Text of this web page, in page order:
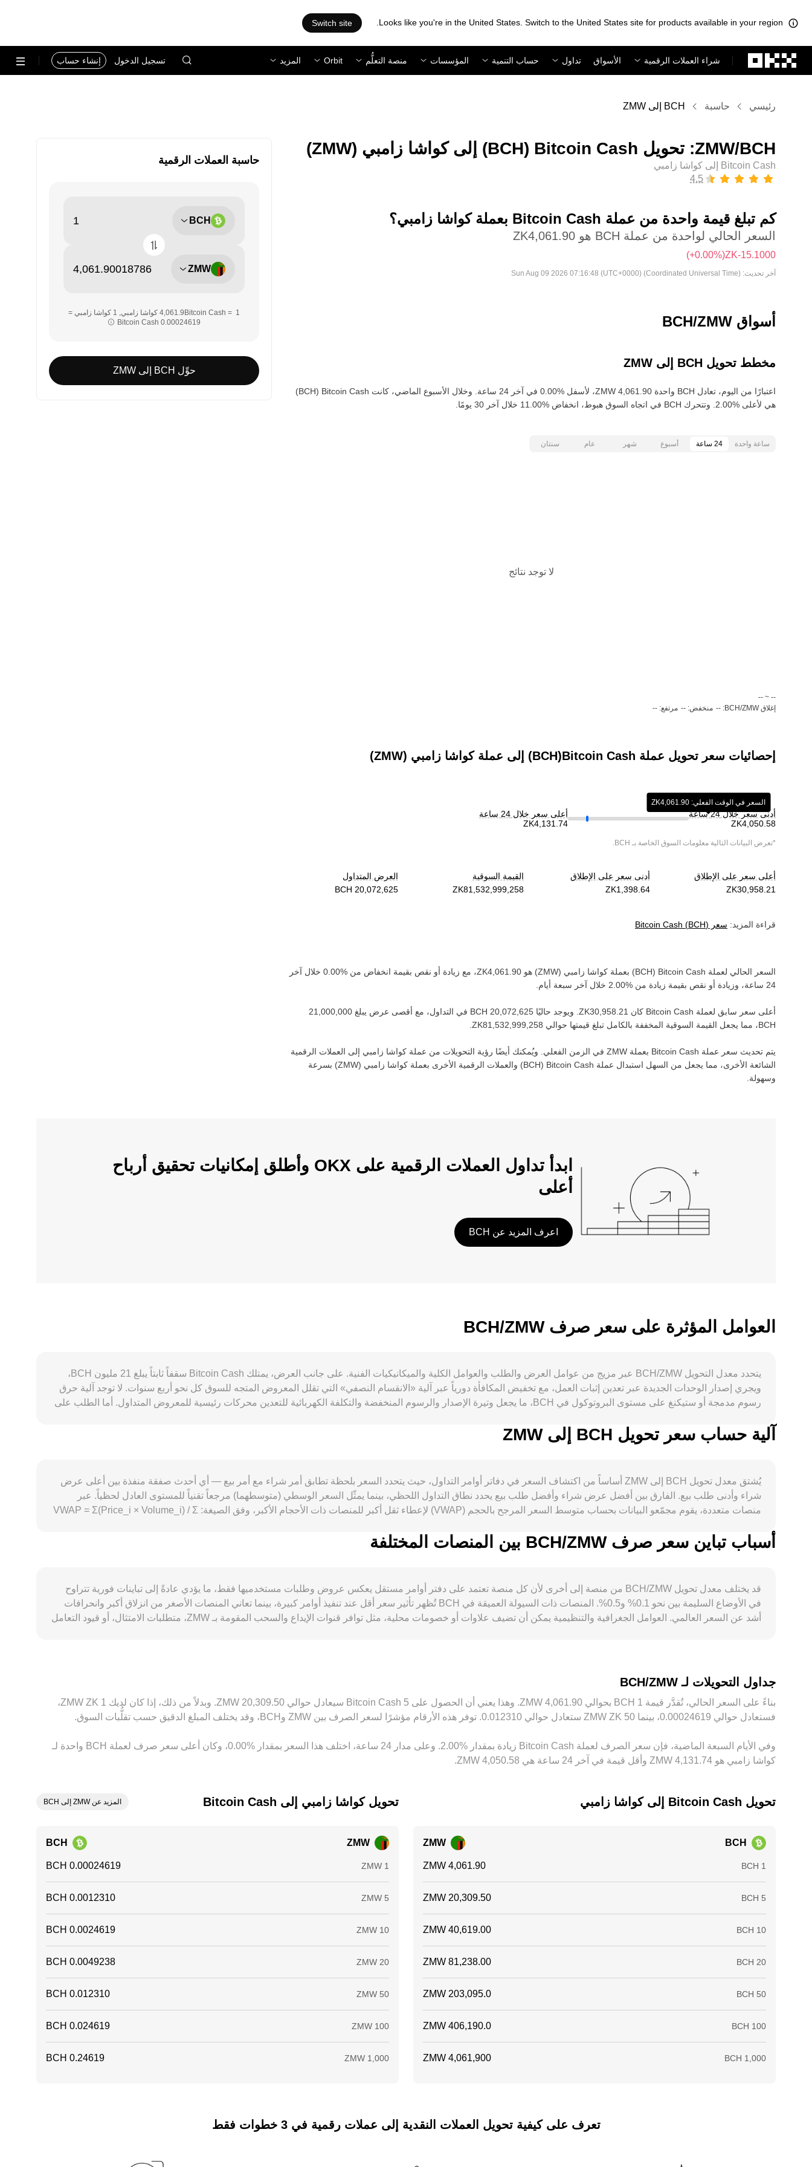
Looks like you're in the United States. Switch to the United States site for products available in your region.
Switch site
شراء العملات الرقمية
الأسواق تداول حساب التنمية المؤسسات منصة التعلُّم Orbit المزيد تسجيل الدخول إنشاء حساب
رئيسي حاسبة BCH إلى ZMW
Bitcoin Cash إلى كواشا زامبي
كم تبلغ قيمة واحدة من عملة ‏Bitcoin Cash بعملة ‏كواشا زامبي؟
السعر الحالي لواحدة من عملة BCH هو ‏‎‏‎4,061.90‏‏ZK‏
(‏‎+0.00‎%‎‏)
آخر تحديث:
أسواق BCH/ZMW
مخطط تحويل BCH إلى ZMW
اعتبارًا من اليوم، تعادل BCH واحدة ‏‎‏‎4,061.90‏‏ ZMW‏، لأسفل‏ ‏‎0.00‎%‎‏ في آخر 24 ساعة. وخلال الأسبوع الماضي، كانت Bitcoin Cash‏ (BCH)
هي لأعلى‏ ‏‎2.00‎%‎‏. وتتحرك BCH في اتجاه السوق هبوط‏، انخفاض‏ ‏‎11.00‎%‎‏ خلال آخر 30 يومًا.
ساعة واحدة 24 ساعة أسبوع شهر عام سنتان
لا توجد نتائج
‏-- ~ ‎--‏
إغلاق BCH/ZMW: --
منخفض: -- مرتفع: --
إحصائيات سعر تحويل عملة ‏Bitcoin Cash(‏BCH) إلى عملة ‏كواشا زامبي (‏ZMW)
أدنى سعر خلال 24 ساعة
السعر في الوقت الفعلي: ‏‎‏‎4,061.90‏‏ZK‏
أعلى سعر خلال 24 ساعة
*تعرض البيانات التالية معلومات السوق الخاصة بـ BCH
.
أعلى سعر على الإطلاق
أدنى سعر على الإطلاق
‏‎‏‎1,398.64‏‏ZK‏
القيمة السوقية
العرض المتداول
‏‎‏‎20,072,625‏‏ BCH‏
قراءة المزيد: سعر Bitcoin Cash (BCH)
السعر الحالي لعملة ‏ Bitcoin Cash
(‏
BCH) بعملة ‏ كواشا زامبي (‏
ZMW) هو ‏ ، مع زيادة أو نقص بقيمة ‏ انخفاض من ‏
خلال آخر
24 ساعة، وزيادة أو نقص بقيمة ‏
زيادة من ‏ خلال آخر سبعة أيام.
أعلى سعر سابق لعملة ‏ Bitcoin Cash كان ‏ . ويوجد حاليًا ‏ في التداول، مع أقصى عرض يبلغ ‏
BCH‏، مما يجعل القيمة السوقية المخففة بالكامل تبلغ قيمتها حوالي ‏
يتم تحديث سعر عملة ‏ Bitcoin Cash بعملة ‏ ZMW في الزمن الفعلي. ويُمكنك أيضًا رؤية التحويلات من عملة ‏ كواشا زامبي إلى العملات الرقمية
الشائعة الأخرى، مما يجعل من السهل استبدال عملة ‏ Bitcoin Cash
(‏
BCH) والعملات الرقمية الأخرى بعملة ‏ كواشا زامبي (‏
ZMW) بسرعة
وسهولة.
حاسبة العملات الرقمية
BCH
ZMW
‏‏1 Bitcoin Cash = ‎‏‎4,061.9‏ كواشا زامبي‏, ‎‏1 كواشا زامبي =
حوِّل BCH إلى ZMW
ابدأ تداول العملات الرقمية على OKX وأطلق إمكانيات تحقيق أرباح
أعلى
اعرف المزيد عن BCH
العوامل المؤثرة على سعر صرف BCH/ZMW
يتحدد معدل التحويل BCH/ZMW عبر مزيج من عوامل العرض والطلب والعوامل الكلية والميكانيكيات الفنية. على جانب العرض، يمتلك Bitcoin Cash سقفاً ثابتاً يبلغ 21 مليون BCH،
ويجري إصدار الوحدات الجديدة عبر تعدين إثبات العمل، مع تخفيض المكافأة دورياً عبر آلية «الانقسام النصفي» التي تقلل المعروض المتجه للسوق كل نحو أربع سنوات. لا توجد آلية حرق
رسوم مدمجة أو ستيكنغ على مستوى البروتوكول في BCH، ما يجعل وتيرة الإصدار والرسوم المنخفضة والتكلفة الكهربائية للتعدين محركات رئيسية للمعروض المتداول. أما الطلب على
العملات الورقية، بما فيها BCH/ZMW. الأحداث التنظيمية ذات الصلة تشمل سياسات مكافحة غسل الأموال لدى المنصات، مواقف الجهات التنظيمية من أصول إثبات العمل، قرارات
الإدراج أو الإلغاء الخاصة بـ BCH، وأطر تشغيل القنوات المصرفية التي تمس تسعير ZMW وتحويلاته. أخيراً، العوامل الفنية مثل معدلات التمويل في عقود BCH الدائمة، تواريخ تسوية
الخيارات إن وُجدت في بعض المنصات، وتدفقات الحيتان على السلسلة وفي البورصات تضيف تقلبات قصيرة الأجل فوق هذه المحركات الهيكلية.
آلية حساب سعر تحويل BCH إلى ZMW
يُشتق معدل تحويل BCH إلى ZMW أساساً من اكتشاف السعر في دفاتر أوامر التداول، حيث يتحدد السعر بلحظة تطابق أمر شراء مع أمر بيع — أي أحدث صفقة منفذة بين أعلى عرض
شراء وأدنى طلب بيع. الفارق بين أفضل عرض شراء وأفضل طلب بيع يحدد نطاق التداول اللحظي، بينما يمثّل السعر الوسطي (متوسطهما) مرجعاً تقنياً للمستوى العادل لحظياً. عبر
منصات متعددة، يقوم مجمّعو البيانات بحساب متوسط السعر المرجح بالحجم (VWAP) لإعطاء ثقل أكبر للمنصات ذات الأحجام الأكبر، وفق الصيغة: VWAP = Σ(Price_i × Volume_i) / Σ
داخل المجمّع، وهو ما قد يؤثر على المؤشرات السعرية المجمّعة في حال كان الحجم معتبراً.
أسباب تباين سعر صرف BCH/ZMW بين المنصات المختلفة
قد يختلف معدل تحويل BCH/ZMW من منصة إلى أخرى لأن كل منصة تعتمد على دفتر أوامر مستقل يعكس عروض وطلبات مستخدميها فقط، ما يؤدي عادةً إلى تباينات فورية تتراوح
في الأوضاع السليمة بين نحو 0.1% و0.5%. المنصات ذات السيولة العميقة في BCH تُظهر تأثير سعر أقل عند تنفيذ أوامر كبيرة، بينما تعاني المنصات الأصغر من انزلاق أكبر وانحرافات
أشد عن السعر العالمي. العوامل الجغرافية والتنظيمية يمكن أن تضيف علاوات أو خصومات محلية، مثل توافر قنوات الإيداع والسحب المقومة بـ ZMW، متطلبات الامتثال، أو قيود التعامل
ومخاطر التنفيذ.
جداول التحويلات لـ BCH/ZMW
بناءً على السعر الحالي، تُقدَّر قيمة 1 ‏BCH بحوالي ‏‏‎4,061.90‏ ‏ZMW. وهذا يعني أن الحصول على 5 ‏Bitcoin Cash سيعادل حوالي ‏‏‎20,309.50‏ ‏ZMW. وبدلاً من ذلك، إذا كان لديك 1 ‏ZK ‏ZMW،
فستعادل حوالي ‏‏‎0.00024619‏، بينما 50 ‏ZK ‏ZMW ستعادل حوالي ‏‏‎0.012310‏. توفر هذه الأرقام مؤشرًا لسعر الصرف بين ‏ZMW و‏BCH، وقد يختلف المبلغ الدقيق حسب تقلُّبات السوق.
وفي الأيام السبعة الماضية، فإن سعر الصرف لعملة ‏Bitcoin Cash ‏زيادة بمقدار ‏‏‎2.00‎%‎‏. وعلى مدار 24 ساعة، اختلف هذا السعر بمقدار ‏‎0.00‎%‎‏، وكان أعلى سعر صرف لعملة BCH واحدة لـ
كواشا زامبي هو ‏‎4,131.74‏‏ ZMW وأقل قيمة في آخر 24 ساعة هي ‏‎4,050.58‏‏ ZMW.
تحويل ‏Bitcoin Cash إلى ‏كواشا زامبي
BCH
ZMW
تحويل ‏كواشا زامبي إلى ‏Bitcoin Cash المزيد عن ZMW إلى BCH
ZMW
BCH
تعرف على كيفية تحويل العملات النقدية إلى عملات رقمية في 3 خطوات فقط